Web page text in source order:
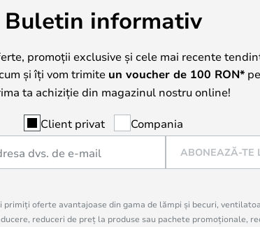
Buletin informativ
promoții exclusive și cele mai recente
și îți vom trimite un voucher de 100 RON*
ta achiziție din magazinul nostru online!
Client privat Compania
ABONEAZĂ-TE
oferte avantajoase din gama de lămpi și becuri,
reduceri de preț la produse sau pachete promoționale,